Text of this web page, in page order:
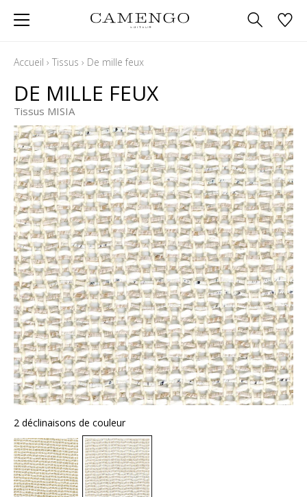
Accueil › Tissus › De mille feux
DE MILLE FEUX
Tissus MISIA
2 déclinaisons de couleur